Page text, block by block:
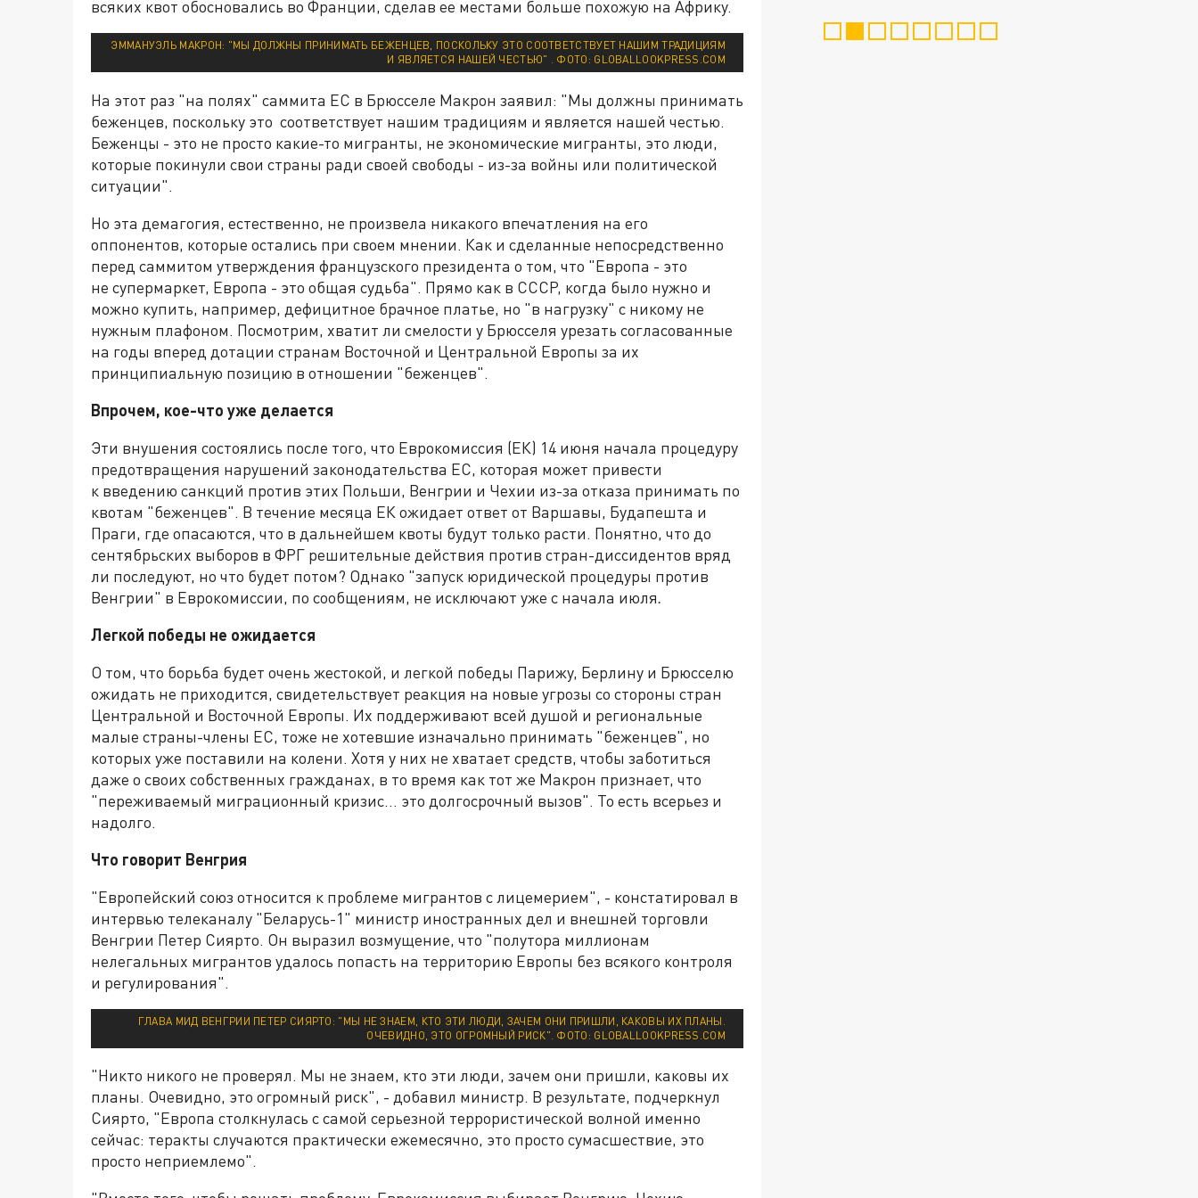
всяких квот обосновались во Франции, сделав ее местами больше похожую на Африку.
ЭММАНУЭЛЬ МАКРОН: "МЫ ДОЛЖНЫ ПРИНИМАТЬ БЕЖЕНЦЕВ, ПОСКОЛЬКУ ЭТО СООТВЕТСТВУЕТ НАШИМ ТРАДИЦИЯМ
И ЯВЛЯЕТСЯ НАШЕЙ ЧЕСТЬЮ" . ФОТО: GLOBALLOOKPRESS.COM
На этот раз "на полях" саммита ЕС в Брюсселе Макрон заявил: "Мы должны принимать
беженцев, поскольку это соответствует нашим традициям и является нашей честью.
Беженцы - это не просто какие-то мигранты, не экономические мигранты, это люди,
которые покинули свои страны ради своей свободы - из-за войны или политической
ситуации".
Но эта демагогия, естественно, не произвела никакого впечатления на его
оппонентов, которые остались при своем мнении. Как и сделанные непосредственно
перед саммитом утверждения французского президента о том, что "Европа - это
не супермаркет, Европа - это общая судьба". Прямо как в СССР, когда было нужно и
можно купить, например, дефицитное брачное платье, но "в нагрузку" с никому не
нужным плафоном. Посмотрим, хватит ли смелости у Брюсселя урезать согласованные
на годы вперед дотации странам Восточной и Центральной Европы за их
принципиальную позицию в отношении "беженцев".
Впрочем, кое-что уже делается
Эти внушения состоялись после того, что Еврокомиссия (ЕК) 14 июня начала процедуру
предотвращения нарушений законодательства ЕС, которая может привести
к введению санкций против этих Польши, Венгрии и Чехии из-за отказа принимать по
квотам "беженцев". В течение месяца ЕК ожидает ответ от Варшавы, Будапешта и
Праги, где опасаются, что в дальнейшем квоты будут только расти. Понятно, что до
сентябрьских выборов в ФРГ решительные действия против стран-диссидентов вряд
ли последуют, но что будет потом? Однако "запуск юридической процедуры против
Венгрии" в Еврокомиссии, по сообщениям, не исключают уже с начала июля.
Легкой победы не ожидается
О том, что борьба будет очень жестокой, и легкой победы Парижу, Берлину и Брюсселю
ожидать не приходится, свидетельствует реакция на новые угрозы со стороны стран
Центральной и Восточной Европы. Их поддерживают всей душой и региональные
малые страны-члены ЕС, тоже не хотевшие изначально принимать "беженцев", но
которых уже поставили на колени. Хотя у них не хватает средств, чтобы заботиться
даже о своих собственных гражданах, в то время как тот же Макрон признает, что
"переживаемый миграционный кризис… это долгосрочный вызов". То есть всерьез и
надолго.
Что говорит Венгрия
"Европейский союз относится к проблеме мигрантов с лицемерием", - констатировал в
интервью телеканалу "Беларусь-1" министр иностранных дел и внешней торговли
Венгрии Петер Сиярто. Он выразил возмущение, что "полутора миллионам
нелегальных мигрантов удалось попасть на территорию Европы без всякого контроля
и регулирования".
ГЛАВА МИД ВЕНГРИИ ПЕТЕР СИЯРТО: "МЫ НЕ ЗНАЕМ, КТО ЭТИ ЛЮДИ, ЗАЧЕМ ОНИ ПРИШЛИ, КАКОВЫ ИХ ПЛАНЫ.
ОЧЕВИДНО, ЭТО ОГРОМНЫЙ РИСК". ФОТО: GLOBALLOOKPRESS.COM
"Никто никого не проверял. Мы не знаем, кто эти люди, зачем они пришли, каковы их
планы. Очевидно, это огромный риск", - добавил министр. В результате, подчеркнул
Сиярто, "Европа столкнулась с самой серьезной террористической волной именно
сейчас: теракты случаются практически ежемесячно, это просто сумасшествие, это
просто неприемлемо".